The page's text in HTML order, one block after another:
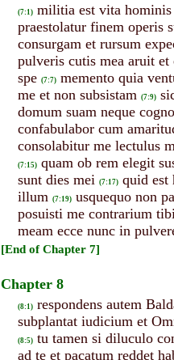
(7:1) militia est vita hominis
praestolatur finem operis
consurgam et rursum
pulveris cutis mea aruit et
spe (7:7) memento quia
me et non subsistam (7:9)
domum suam neque
confabulabor cum
consolabitur me lectulus
(7:15) quam ob rem elegit
sunt dies mei (7:17) quid est
illum (7:19) usquequo non
posuisti me contrarium
meam ecce nunc in
[End of Chapter 7]
Chapter 8
(8:1) respondens autem
subplantat iudicium et
(8:5) tu tamen si diluculo
ad te et pacatum reddet